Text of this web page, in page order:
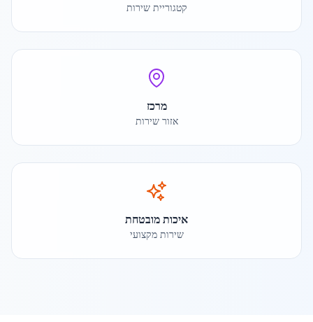
קטגוריית שירות
מרכז
אזור שירות
איכות מובטחת
שירות מקצועי